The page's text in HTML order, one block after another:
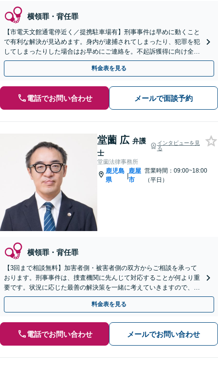
横領罪・背任罪
【市電天文館通電停近く／提携駐車場有】刑事事件は早めに動くこと
で有利な解決が見込めます。身内が逮捕されてしまったり、犯罪を犯
してしまったりした場合はお早めにご連絡を。不起訴獲得に向け全力
で弁護します。
料金表を見る
電話でお問い合わせ メールで面談予約
堂薗 広 弁護
士
インタビューを見
る
堂薗法律事務所
鹿児島
県
|
鹿屋
市
営業時間：09:00~18:00
（平日）
横領罪・背任罪
【3回まで相談無料】加害者側・被害者側の双方からご相談を承って
おります。刑事事件は、捜査機関に先んじて対応することが何より重
要です。状況に応じた最善の解決策を一緒に考えていきますので、ま
ずはご相談ください。【休日・夜間対応】
料金表を見る
電話でお問い合わせ メールでお問い合わせ